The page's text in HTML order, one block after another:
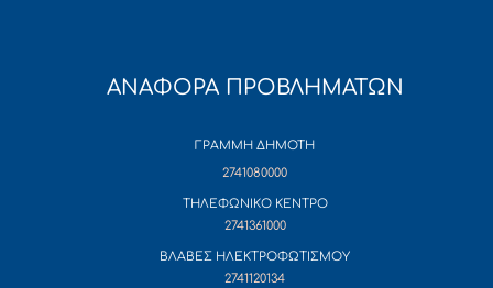
ΑΝΑΦΟΡΑ ΠΡΟΒΛΗΜΑΤΩΝ
ΓΡΑΜΜΗ ΔΗΜΟΤΗ
2741080000
ΤΗΛΕΦΩΝΙΚΟ ΚΕΝΤΡΟ
2741361000
ΒΛΑΒΕΣ ΗΛΕΚΤΡΟΦΩΤΙΣΜΟΥ
2741120134